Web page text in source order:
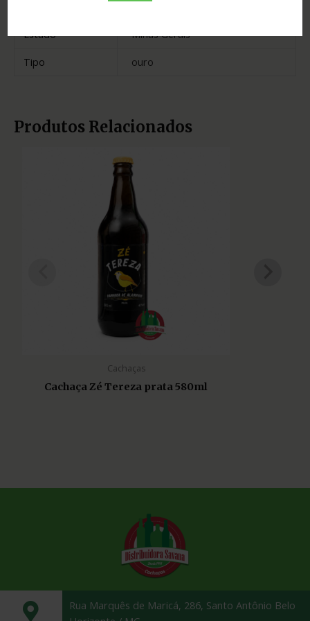
Estado
Minas Gerais
Tipo
ouro
Produtos Relacionados
Cachaças
Cachaça Zé Tereza prata 580ml
Rua Marquês de Maricá, 286, Santo Antônio Belo